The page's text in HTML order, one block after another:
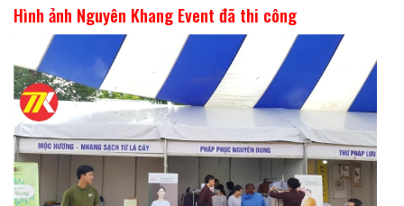
Hình ảnh Nguyên Khang Event đã thi công